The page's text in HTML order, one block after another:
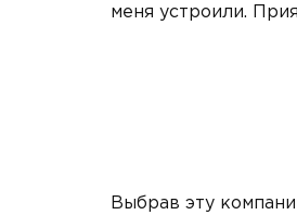
меня устроили.
Выбрав эту